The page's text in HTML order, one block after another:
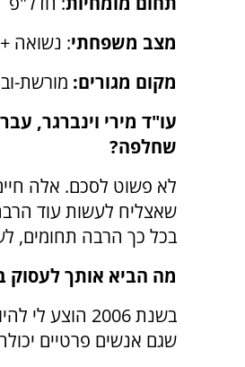
מצב משפחתי: נשואה + 5 + שפע נכדים ב"ה
מקום מגורים: מורשת-
שחלפה?
לא פשוט לסכם. אלה
שאצליח לעשות עוד
בכל כך הרבה תחומים,
מה הביא אותך לעסוק
בשנת 2006
שגם אנשים פרטיים